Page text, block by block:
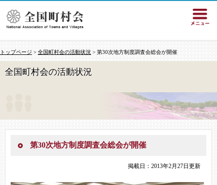
トップページ > 全国町村会の活動状況 > 第30次地方制度調査会総会が開催
全国町村会の活動状況
第30次地方制度調査会総会が開催
掲載日：2013年2月27日更新